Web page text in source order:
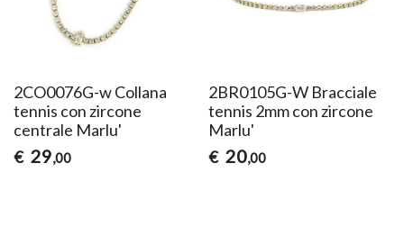
2CO0076G-w Collana
tennis con zircone
centrale Marlu'
€ 29,00
2BR0105G-W Bracciale
tennis 2mm con zircone
Marlu'
€ 20,00